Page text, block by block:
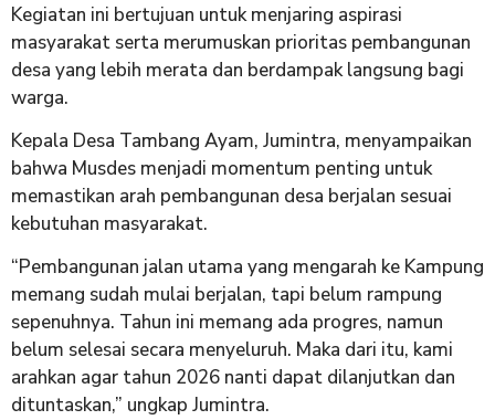
Kegiatan ini bertujuan untuk menjaring aspirasi
masyarakat serta merumuskan prioritas pembangunan
desa yang lebih merata dan berdampak langsung bagi
warga.
Kepala Desa Tambang Ayam, Jumintra, menyampaikan
bahwa Musdes menjadi momentum penting untuk
memastikan arah pembangunan desa berjalan sesuai
kebutuhan masyarakat.
“Pembangunan jalan utama yang mengarah ke Kampung
memang sudah mulai berjalan, tapi belum rampung
sepenuhnya. Tahun ini memang ada progres, namun
belum selesai secara menyeluruh. Maka dari itu, kami
arahkan agar tahun 2026 nanti dapat dilanjutkan dan
dituntaskan,” ungkap Jumintra.